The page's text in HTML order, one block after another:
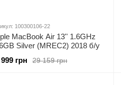
100300106-22
MacBook Air 13'' 1.6GHz
Silver (MREC2) 2018 б/у
29 159 грн
грн